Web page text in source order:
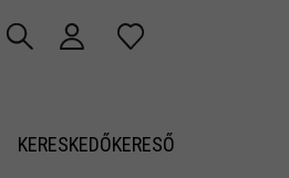
KERESKEDŐKERESŐ